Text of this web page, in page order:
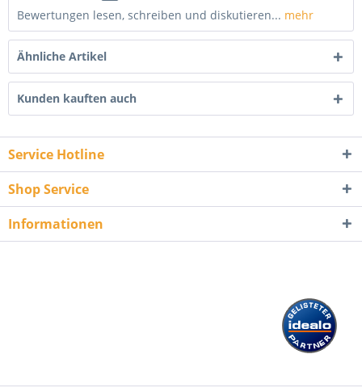
Bewertungen lesen, schreiben und diskutieren... mehr
Ähnliche Artikel
Kunden kauften auch
Service Hotline
Shop Service
Informationen